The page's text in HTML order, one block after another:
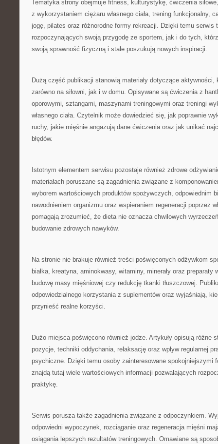
Tematyka strony obejmuje fitness, kulturystykę, ćwiczenia
z wykorzystaniem ciężaru własnego ciała, trening funkcjonalny,
jogę, pilates oraz różnorodne formy rekreacji. Dzięki temu serwis
rozpoczynających swoją przygodę ze sportem, jak i do tych,
swoją sprawność fizyczną i stale poszukują nowych inspiracji.
Dużą część publikacji stanowią materiały dotyczące aktywności,
zarówno na siłowni, jak i w domu. Opisywane są ćwiczenia z
oporowymi, sztangami, maszynami treningowymi oraz treningi
własnego ciała. Czytelnik może dowiedzieć się, jak poprawnie
ruchy, jakie mięśnie angażują dane ćwiczenia oraz jak unikać
błędów.
Istotnym elementem serwisu pozostaje również zdrowe
materiałach poruszane są zagadnienia związane z
wyborem wartościowych produktów spożywczych, odpowiednim
nawodnieniem organizmu oraz wspieraniem regeneracji poprzez
pomagają zrozumieć, że dieta nie oznacza chwilowych
budowanie zdrowych nawyków.
Na stronie nie brakuje również treści poświęconych odżywkom
białka, kreatyna, aminokwasy, witaminy, minerały oraz preparaty
budowę masy mięśniowej czy redukcję tkanki tłuszczowej.
odpowiedzialnego korzystania z suplementów oraz wyjaśniają,
przynieść realne korzyści.
Dużo miejsca poświęcono również jodze. Artykuły opisują różne
pozycje, techniki oddychania, relaksację oraz wpływ regularnej
psychiczne. Dzięki temu osoby zainteresowane spokojniejszymi
znajdą tutaj wiele wartościowych informacji pozwalających
praktykę.
Serwis porusza także zagadnienia związane z odpoczynkiem.
odpowiedni wypoczynek, rozciąganie oraz regeneracja mięśni
osiągania lepszych rezultatów treningowych. Omawiane są